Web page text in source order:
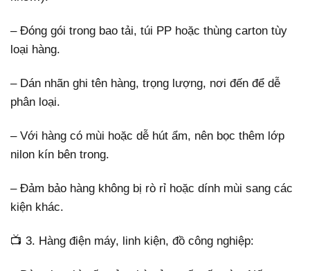
– Đóng gói trong bao tải, túi PP hoặc thùng carton tùy
loại hàng.
– Dán nhãn ghi tên hàng, trọng lượng, nơi đến để dễ
phân loại.
– Với hàng có mùi hoặc dễ hút ẩm, nên bọc thêm lớp
nilon kín bên trong.
– Đảm bảo hàng không bị rò rỉ hoặc dính mùi sang các
kiện khác.
📺 3. Hàng điện máy, linh kiện, đồ công nghiệp: